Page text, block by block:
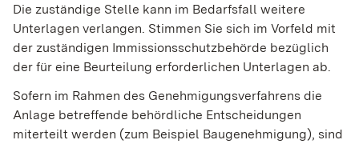
Die zuständige Stelle kann im Bedarfsfall weitere
Unterlagen verlangen. Stimmen Sie sich im Vorfeld mit
der zuständigen Immissionsschutzbehörde bezüglich
der für eine Beurteilung erforderlichen Unterlagen ab.
Sofern im Rahmen des Genehmigungsverfahrens die
Anlage betreffende behördliche Entscheidungen
miterteilt werden (zum Beispiel Baugenehmigung), sind